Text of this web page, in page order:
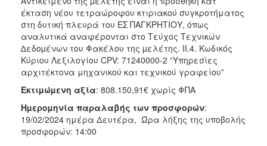
2015
2013
ΔΗΜΟΤΗΣ
ΕΠΙΣΚΕΠΤΗΣ
ΗΡΑΚΛΕΙΟ
έκταση νέου τετραώροφου κτιριακού συγκροτήματος
στη δυτική πλευρά του ΕΣ ΠΑΓΚΡΗΤΙΟΥ, όπως
αναλυτικά αναφέρονται στο Τεύχος Τεχνικών
∆εδοµένων του Φακέλου της µελέτης. ΙΙ.4. Κωδικός
Κύριου Λεξιλογίου CPV: 71240000-2 “Υπηρεσίες
αρχιτέκτονα μηχανικού και τεχνικού γραφείου”
Εκτιµώµενη αξία: 808.150,91€ χωρίς ΦΠΑ
Ηµεροµηνία παραλαβής των προσφορών:
19/02/2024 ημέρα Δευτέρα, Ώρα λήξης της υποβολής
προσφορών: 14:00